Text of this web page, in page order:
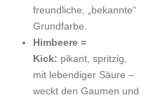
freundliche, „bekannte“
Grundfarbe.
Himbeere =
Kick: pikant, spritzig,
mit lebendiger Säure –
weckt den Gaumen und